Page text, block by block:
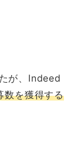
が、Indeed
数を獲得する